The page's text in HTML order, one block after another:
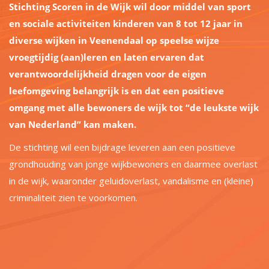
Stichting Scoren in de Wijk wil door middel van sport
en sociale activiteiten kinderen van 8 tot 12 jaar in
diverse wijken in Veenendaal op speelse wijze
vroegtijdig (aan)leren en laten ervaren dat
verantwoordelijkheid dragen voor de eigen
leefomgeving belangrijk is en dat een positieve
omgang met alle bewoners de wijk tot “de leukste wijk
van Nederland” kan maken.
De stichting wil een bijdrage leveren aan een positieve
grondhouding van jonge wijkbewoners en daarmee overlast
in de wijk, waaronder geluidoverlast, vandalisme en (kleine)
criminaliteit zien te voorkomen.